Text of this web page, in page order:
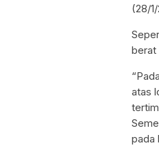
(28/
berat
atas
pada